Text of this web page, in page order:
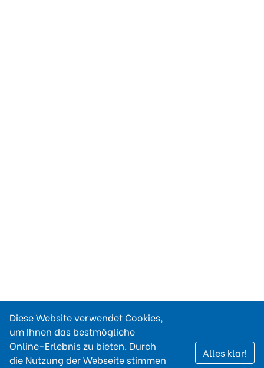
Diese Website verwendet Cookies,
um Ihnen das bestmögliche
Online-Erlebnis zu bieten. Durch
die Nutzung der Webseite stimmen
Alles klar!